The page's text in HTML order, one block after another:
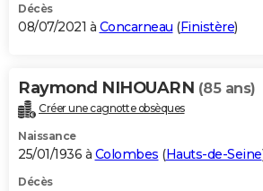
Décès
08/07/2021 à Concarneau (Finistère)
Raymond NIHOUARN (85 ans)
Créer une cagnotte obsèques
Naissance
25/01/1936 à Colombes (Hauts-de-Seine
Décès